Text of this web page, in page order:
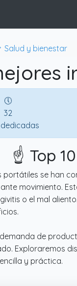
Salud y bienestar
🕔
32
☝️ Top
portátiles se han
movimiento.
o el mal
de
Exploraremos
y práctica.